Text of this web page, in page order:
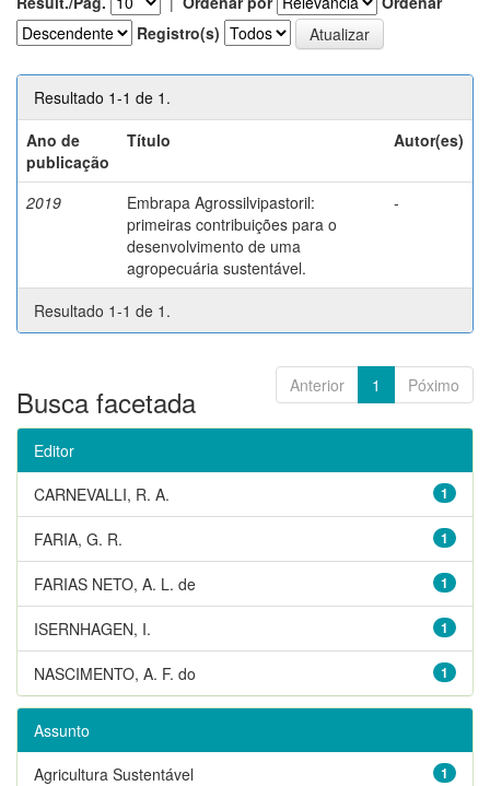
Registro(s)
Resultado 1-1 de 1.
Ano de
publicação
Título Autor(es)
2019
Embrapa Agrossilvipastoril:
primeiras contribuições para o
desenvolvimento de uma
agropecuária sustentável.
-
Resultado 1-1 de 1.
Anterior 1 Póximo
Busca facetada
Editor
1
CARNEVALLI, R. A.
1
FARIA, G. R.
1
FARIAS NETO, A. L. de
1
ISERNHAGEN, I.
1
NASCIMENTO, A. F. do
Assunto
1
Agricultura Sustentável